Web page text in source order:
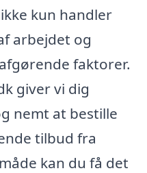
kun handler
arbejdet og
faktorer.
giver vi dig
nemt at bestille
tilbud fra
kan du få det